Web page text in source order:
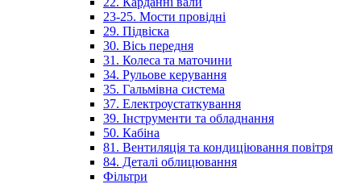
23-25. Мости провідні
29. Підвіска
30. Вісь передня
31. Колеса та маточини
34. Рульове керування
35. Гальмівна система
37. Електроустаткування
39. Інструменти та обладнання
50. Кабіна
81. Вентиляція та кондиціювання повітря
84. Деталі облицювання
Фільтри